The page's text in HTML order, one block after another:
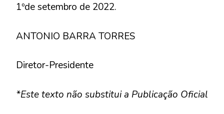
1ºde setembro de 2022.
ANTONIO BARRA TORRES
Diretor-Presidente
*Este texto não substitui a Publicação Oficial